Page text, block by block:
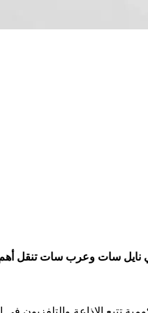
نايل سات وعرب سات تنقل أهم